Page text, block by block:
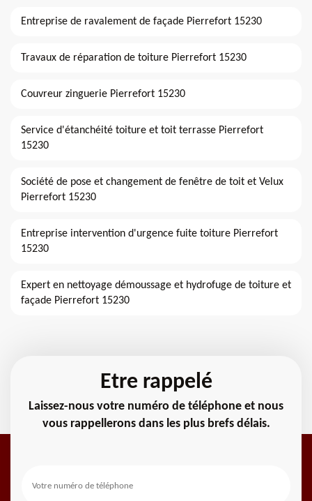
Entreprise de ravalement de façade Pierrefort 15230
Travaux de réparation de toiture Pierrefort 15230
Couvreur zinguerie Pierrefort 15230
Service d'étanchéité toiture et toit terrasse Pierrefort
15230
Société de pose et changement de fenêtre de toit et Velux
Pierrefort 15230
Entreprise intervention d'urgence fuite toiture Pierrefort
15230
Expert en nettoyage démoussage et hydrofuge de toiture et
façade Pierrefort 15230
Etre rappelé
Laissez-nous votre numéro de téléphone et nous
vous rappellerons dans les plus brefs délais.